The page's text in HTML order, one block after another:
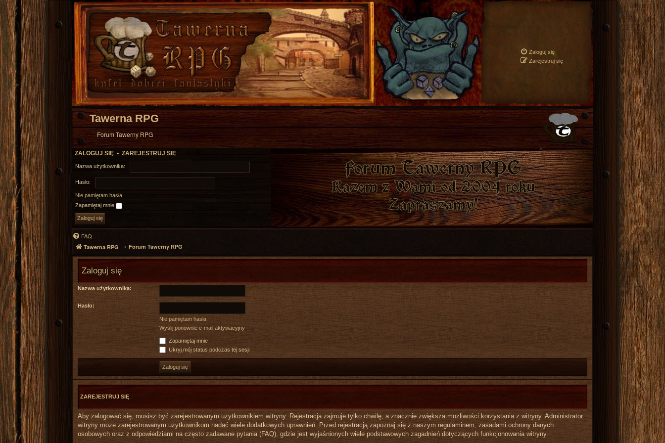
Zaloguj się
Zarejestruj się
Tawerna RPG
Forum Tawerny RPG
ZALOGUJ SIĘ • ZAREJESTRUJ SIĘ
Nazwa użytkownika:
Hasło:
Nie pamiętam hasła
Zapamiętaj mnie
FAQ
Tawerna RPG Forum Tawerny RPG
Zaloguj się
Nazwa użytkownika:
Hasło:
Nie pamiętam hasła
Wyślij ponownie e-mail aktywacyjny
Zapamiętaj mnie
Ukryj mój status podczas tej sesji
ZAREJESTRUJ SIĘ
Aby zalogować się, musisz być zarejestrowanym użytkownikiem witryny. Rejestracja zajmuje tylko chwilę, a znacznie zwiększa możliwości korzystania z witryny. Administrator
witryny może zarejestrowanym użytkownikom nadać wiele dodatkowych uprawnień. Przed rejestracją zapoznaj się z naszym regulaminem, zasadami ochrony danych
osobowych oraz z odpowiedziami na często zadawane pytania (FAQ), gdzie jest wyjaśnionych wiele podstawowych zagadnień dotyczących funkcjonowania witryny.